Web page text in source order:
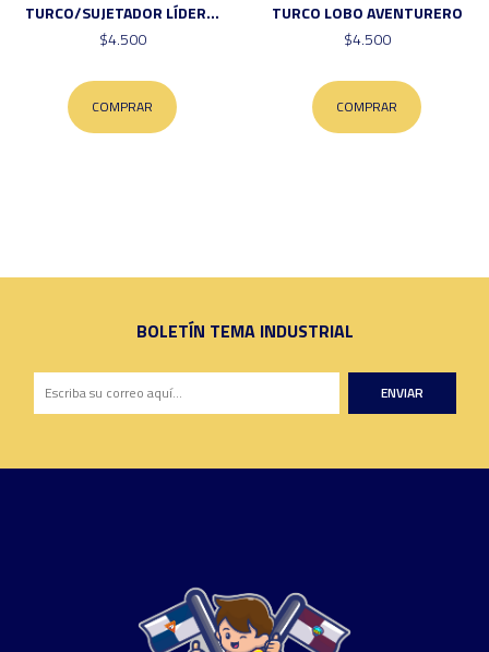
TURCO/SUJETADOR LÍDER...
$4.500
COMPRAR
TURCO LOBO AVENTURERO
$4.500
COMPRAR
BOLETÍN TEMA INDUSTRIAL
ENVIAR